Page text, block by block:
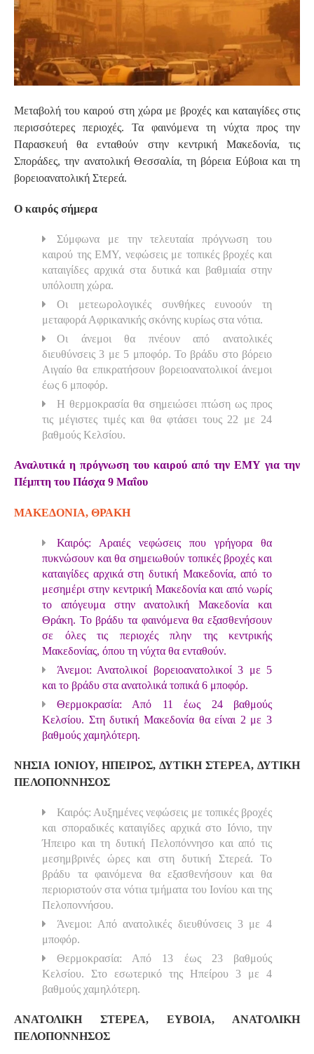
Μεταβολή του καιρού στη χώρα με βροχές και καταιγίδες στις
περισσότερες περιοχές. Τα φαινόμενα τη νύχτα προς την
Παρασκευή θα ενταθούν στην κεντρική Μακεδονία, τις
Σποράδες, την ανατολική Θεσσαλία, τη βόρεια Εύβοια και τη
βορειοανατολική Στερεά.
Ο καιρός σήμερα
Σύμφωνα με την τελευταία πρόγνωση του
καιρού της ΕΜΥ, νεφώσεις με τοπικές βροχές και
καταιγίδες αρχικά στα δυτικά και βαθμιαία στην
υπόλοιπη χώρα.
Οι μετεωρολογικές συνθήκες ευνοούν τη
μεταφορά Αφρικανικής σκόνης κυρίως στα νότια.
Οι άνεμοι θα πνέουν από ανατολικές
διευθύνσεις 3 με 5 μποφόρ. Το βράδυ στο βόρειο
Αιγαίο θα επικρατήσουν βορειοανατολικοί άνεμοι
έως 6 μποφόρ.
Η θερμοκρασία θα σημειώσει πτώση ως προς
τις μέγιστες τιμές και θα φτάσει τους 22 με 24
βαθμούς Κελσίου.
Αναλυτικά η πρόγνωση του καιρού από την ΕΜΥ για την
Πέμπτη του Πάσχα 9 Μαΐου
ΜΑΚΕΔΟΝΙΑ, ΘΡΑΚΗ
Καιρός: Αραιές νεφώσεις που γρήγορα θα
πυκνώσουν και θα σημειωθούν τοπικές βροχές και
καταιγίδες αρχικά στη δυτική Μακεδονία, από το
μεσημέρι στην κεντρική Μακεδονία και από νωρίς
το απόγευμα στην ανατολική Μακεδονία και
Θράκη. Το βράδυ τα φαινόμενα θα εξασθενήσουν
σε όλες τις περιοχές πλην της κεντρικής
Μακεδονίας, όπου τη νύχτα θα ενταθούν.
Άνεμοι: Ανατολικοί βορειοανατολικοί 3 με 5
και το βράδυ στα ανατολικά τοπικά 6 μποφόρ.
Θερμοκρασία: Από 11 έως 24 βαθμούς
Κελσίου. Στη δυτική Μακεδονία θα είναι 2 με 3
βαθμούς χαμηλότερη.
ΝΗΣΙΑ ΙΟΝΙΟΥ, ΗΠΕΙΡΟΣ, ΔΥΤΙΚΗ ΣΤΕΡΕΑ, ΔΥΤΙΚΗ
ΠΕΛΟΠΟΝΝΗΣΟΣ
Καιρός: Αυξημένες νεφώσεις με τοπικές βροχές
και σποραδικές καταιγίδες αρχικά στο Ιόνιο, την
Ήπειρο και τη δυτική Πελοπόννησο και από τις
μεσημβρινές ώρες και στη δυτική Στερεά. Το
βράδυ τα φαινόμενα θα εξασθενήσουν και θα
περιοριστούν στα νότια τμήματα του Ιονίου και της
Πελοποννήσου.
Άνεμοι: Από ανατολικές διευθύνσεις 3 με 4
μποφόρ.
Θερμοκρασία: Από 13 έως 23 βαθμούς
Κελσίου. Στο εσωτερικό της Ηπείρου 3 με 4
βαθμούς χαμηλότερη.
ΑΝΑΤΟΛΙΚΗ ΣΤΕΡΕΑ, ΕΥΒΟΙΑ, ΑΝΑΤΟΛΙΚΗ
ΠΕΛΟΠΟΝΝΗΣΟΣ